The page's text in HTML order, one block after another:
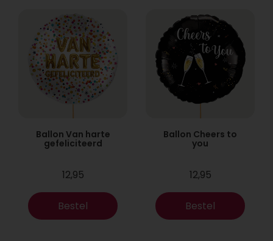
Ballon Van harte
gefeliciteerd
12,95
Bestel
Ballon Cheers to
you
12,95
Bestel